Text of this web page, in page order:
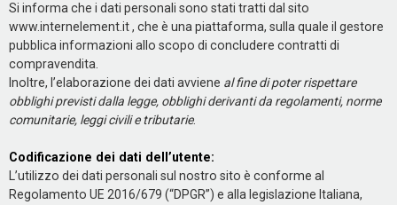
Si informa che i dati personali sono stati tratti dal sito
www.internelement.it , che è una piattaforma, sulla quale il gestore
pubblica informazioni allo scopo di concludere contratti di
compravendita.
Inoltre, l’elaborazione dei dati avviene al fine di poter rispettare
obblighi previsti dalla legge, obblighi derivanti da regolamenti, norme
comunitarie, leggi civili e tributarie.
Codificazione dei dati dell’utente:
L’utilizzo dei dati personali sul nostro sito è conforme al
Regolamento UE 2016/679 (“DPGR”) e alla legislazione Italiana,